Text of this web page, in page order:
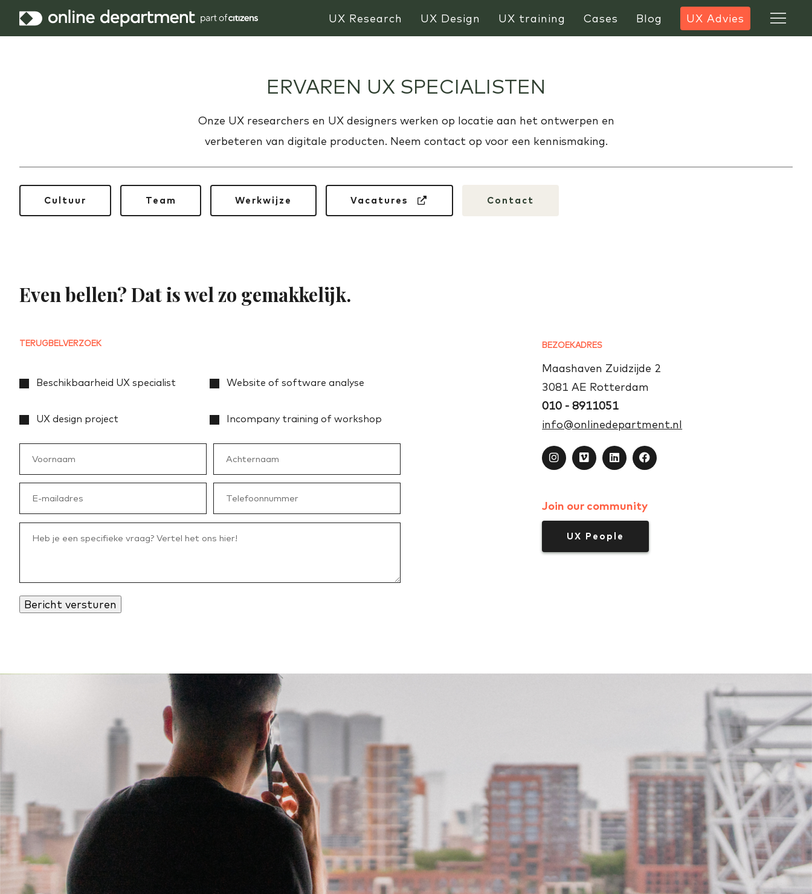
UX Research UX Design UX training Cases Blog UX Advies
ERVAREN UX SPECIALISTEN
Onze UX researchers en UX designers werken op locatie aan het ontwerpen en
verbeteren van digitale producten. Neem contact op voor een kennismaking.
Cultuur Team Werkwijze Vacatures Contact
Even bellen? Dat is wel zo gemakkelijk.
TERUGBELVERZOEK
Beschikbaarheid UX specialist Website of software analyse
UX design project Incompany training of workshop
Bericht versturen
BEZOEKADRES
Maashaven Zuidzijde 2
3081 AE Rotterdam
010 - 8911051
info@onlinedepartment.nl
Join our community
UX People